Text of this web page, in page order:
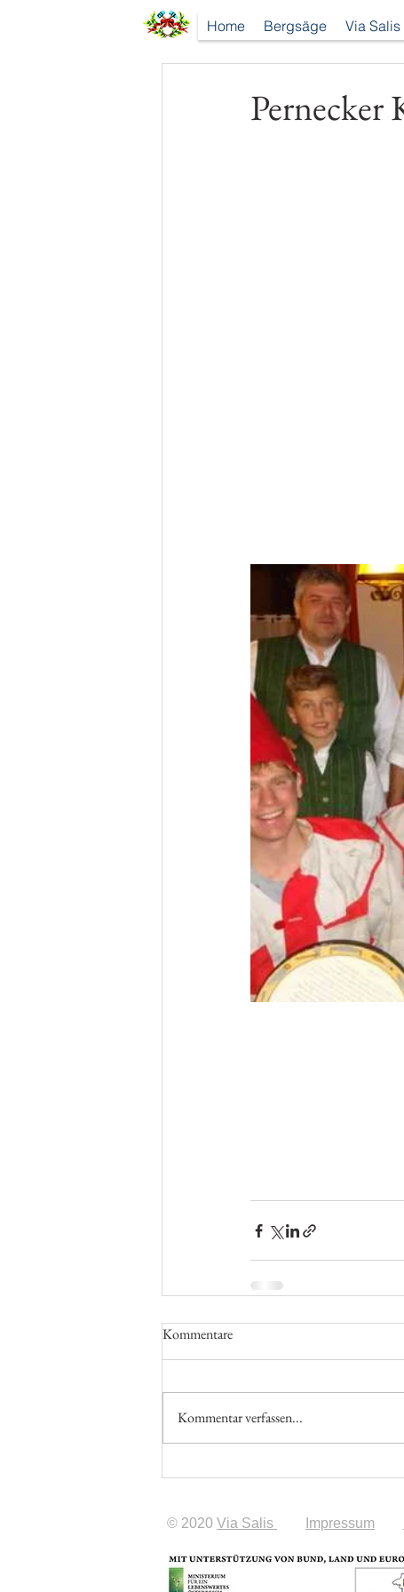
Home Bergsäge Via Salis
Pernecker
Kommentare
Kommentar verfassen...
© 2020 Via Salis Impressum